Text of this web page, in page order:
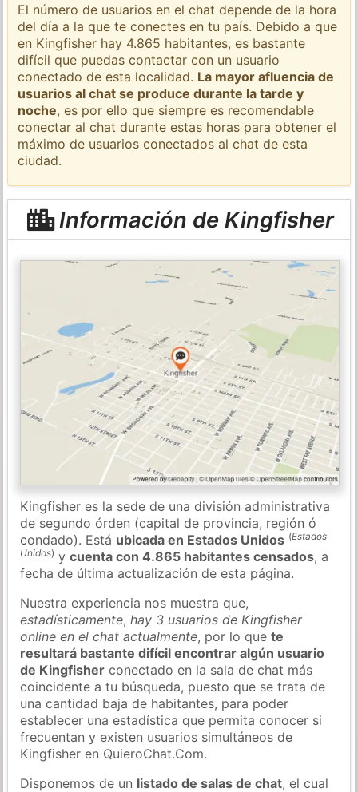
El número de usuarios en el chat depende de la hora
del día a la que te conectes en tu país. Debido a que
en Kingfisher hay 4.865 habitantes, es bastante
difícil que puedas contactar con un usuario
conectado de esta localidad. La mayor afluencia de
usuarios al chat se produce durante la tarde y
noche, es por ello que siempre es recomendable
conectar al chat durante estas horas para obtener el
máximo de usuarios conectados al chat de esta
ciudad.
Información de Kingfisher
Kingfisher es la sede de una división administrativa
de segundo órden (capital de provincia, región ó
condado). Está ubicada en Estados Unidos (Estados
Unidos) ycuenta con 4.865 habitantes censados, a
fecha de última actualización de esta página.
Nuestra experiencia nos muestra que,
estadísticamente,hay 3 usuarios de Kingfisher
online en el chat actualmente, por lo quete
resultará bastante difícil encontrar algún usuario
de Kingfisher conectado en la sala de chat más
coincidente a tu búsqueda, puesto que se trata de
una cantidad baja de habitantes, para poder
establecer una estadística que permita conocer si
frecuentan y existen usuarios simultáneos de
Kingfisher en QuieroChat.Com.
Disponemos de un listado de salas de chat, el cual